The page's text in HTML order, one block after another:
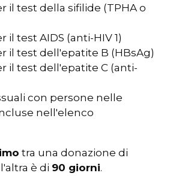
il test della sifilide (TPHA o
il test AIDS (anti-HIV 1)
il test dell'epatite B (HBsAg)
il test dell'epatite C (anti-
con persone nelle
nell'elenco
tra una donazione di
è di 90 giorni.